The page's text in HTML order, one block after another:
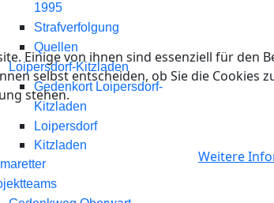
1995
Strafverfolgung
Quellen
Loipersdorf-Kitzladen
Gedenkort Loipersdorf-
Kitzladen
Loipersdorf
Kitzladen
Einige von ihnen sind essenziell für
selbst entscheiden, ob Sie die
stehen.
Weitere